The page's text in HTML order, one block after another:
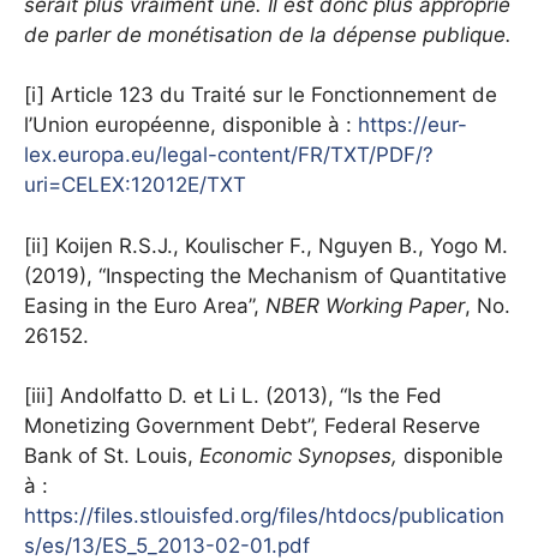
de parler de monétisation de la dépense publique.
[i] Article 123 du Traité sur le Fonctionnement de
l’Union européenne, disponible à : https://eur-
lex.europa.eu/legal-content/FR/TXT/PDF/?
uri=CELEX:12012E/TXT
[ii] Koijen R.S.J., Koulischer F., Nguyen B., Yogo M.
(2019), “Inspecting the Mechanism of Quantitative
Easing in the Euro Area”, NBER Working Paper, No.
26152.
[iii] Andolfatto D. et Li L. (2013), “Is the Fed
Monetizing Government Debt”, Federal Reserve
Bank of St. Louis, Economic Synopses, disponible
à :
https://files.stlouisfed.org/files/htdocs/publication
s/es/13/ES_5_2013-02-01.pdf